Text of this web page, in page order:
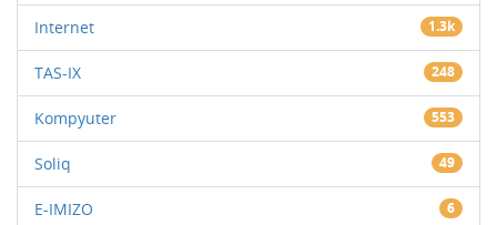
Internet 1.3k
TAS-IX 248
Kompyuter 553
Soliq 49
E-IMIZO 6